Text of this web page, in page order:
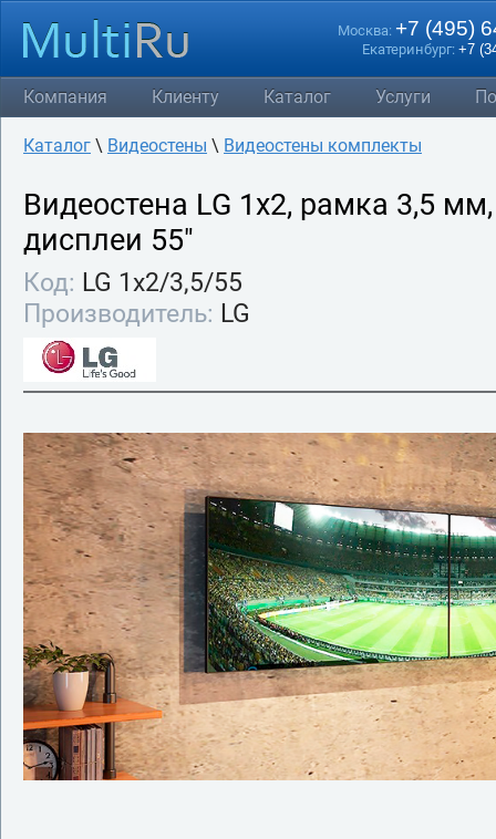
Москва: +7 (495)
Екатеринбург: +7
Компания Клиенту Каталог Услуги
Каталог \ Видеостены \ Видеостены комплекты
Видеостена LG 1х2, рамка 3,5 мм,
дисплеи 55"
Код: LG 1x2/3,5/55
Производитель: LG